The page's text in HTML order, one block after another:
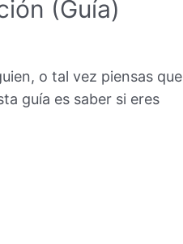
(Guía)
o tal vez piensas que
guía es saber si eres